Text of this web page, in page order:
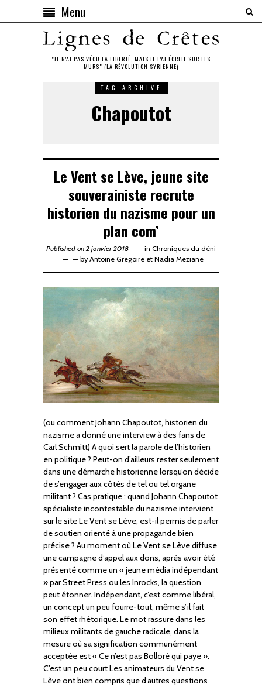
Menu
"JE N'AI PAS VÉCU LA LIBERTÉ, MAIS JE L'AI ÉCRITE SUR LES
MURS" (LA RÉVOLUTION SYRIENNE)
TAG ARCHIVE
Chapoutot
Le Vent se Lève, jeune site
souverainiste recrute
historien du nazisme pour un
plan com’
Published on 2 janvier 2018 in Chroniques du déni
—by Antoine Gregoireet Nadia Meziane
(ou comment Johann Chapoutot, historien du
nazisme a donné une interview à des fans de
Carl Schmitt) A quoi sert la parole de l’historien
en politique ? Peut-on d’ailleurs rester seulement
dans une démarche historienne lorsqu’on décide
de s’engager aux côtés de tel ou tel organe
militant ? Cas pratique : quand Johann Chapoutot
spécialiste incontestable du nazisme intervient
sur le site Le Vent se Lève, est-il permis de parler
de soutien orienté à une propagande bien
précise ? Au moment où Le Vent se Lève diffuse
une campagne d’appel aux dons, après avoir été
présenté comme un « jeune média indépendant
» par Street Press ou les Inrocks, la question
peut étonner. Indépendant, c’est comme libéral,
un concept un peu fourre-tout, même s’il fait
son effet rhétorique. Le mot rassure dans les
milieux militants de gauche radicale, dans la
mesure où sa signification communément
acceptée est « Ce n’est pas Bolloré qui paye ».
C’est un peu court Les animateurs du Vent se
Lève ont bien compris que d’autres questions